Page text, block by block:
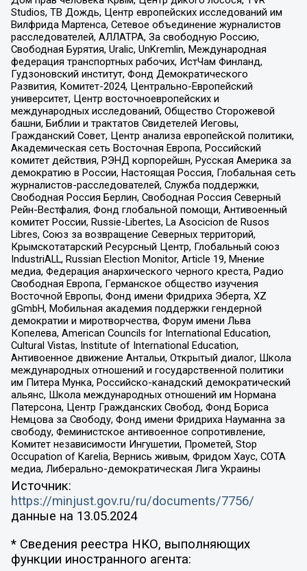
Studios, ТВ Дождь, Центр европейских исследований им
Вилфрида Мартенса, Сетевое объединение журналистов
расследователей, АЛЛАТРА, За свободную Россию,
Свободная Бурятия, Uralic, UnKremlin, Международная
федерация транспортных рабочих, ИстЧам Финланд,
Гудзоновский институт, Фонд Демократического
Развития, Комитет-2024, Центрально-Европейский
университет, Центр восточноевропейских и
международных исследований, Общество Сторожевой
башни, Библии и трактатов Свидетелей Иеговы,
Гражданский Совет, Центр анализа европейской политики,
Академическая сеть Восточная Европа, Российский
комитет действия, РЭНД корпорейшн, Русская Америка за
демократию в России, Настоящая Россия, Глобальная сеть
журналистов-расследователей, Служба поддержки,
Свободная Россия Берлин, Свободная Россия Северный
Рейн-Вестфалия, Фонд глобальной помощи, Антивоенный
комитет России, Russie-Libertes, La Asocicion de Rusos
Libres, Союз за возвращение Северных территорий,
Крымскотатарский Ресурсный Центр, Глобальный союз
IndustriALL, Russian Election Monitor, Article 19, Мнение
медиа, Федерация анархического черного креста, Радио
Свободная Европа, Германское общество изучения
Восточной Европы, Фонд имени Фридриха Эберта, XZ
gGmbH, Мобильная академия поддержки гендерной
демократии и миротворчества, Форум имени Льва
Копелева, American Councils for International Education,
Cultural Vistas, Institute of International Education,
Антивоенное движение Антальи, Открытый диалог, Школа
международных отношений и государственной политики
им Питера Мунка, Российско-канадский демократический
альянс, Школа международных отношений им Нормана
Патерсона, Центр Гражданских Свобод, Фонд Бориса
Немцова за Свободу, Фонд имени Фридриха Науманна за
свободу, Феминистское антивоенное сопротивление,
Комитет независимости Ингушетии, Прометей, Stop
Occupation of Karelia, Вернись живым, Фридом Хаус, СОТА
медиа, Либерально-демократическая Лига Украины
Источник:
https://minjust.gov.ru/ru/documents/7756/
данные на 13.05.2024
* Сведения реестра НКО, выполняющих
функции иностранного агента: